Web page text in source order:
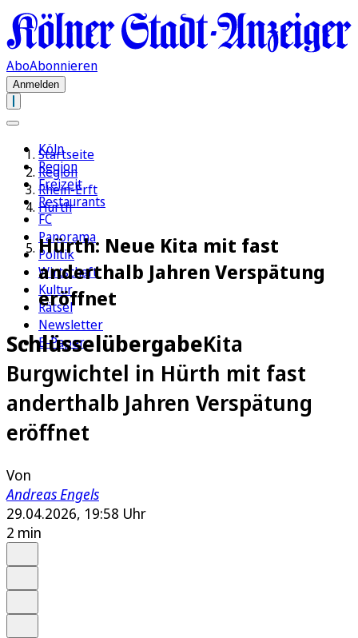
AboAbonnieren
Anmelden
Köln
Region
Freizeit
Restaurants
FC
Panorama
Politik
Wirtschaft
Kultur
Rätsel
Newsletter
E-Paper
Startseite
Region
Rhein-Erft
Hürth
Hürth: Neue Kita mit fast
anderthalb Jahren Verspätung
eröffnet
SchlüsselübergabeKita
Burgwichtel in Hürth mit fast
anderthalb Jahren Verspätung
eröffnet
Von
Andreas Engels
29.04.2026, 19:58 Uhr
2 min